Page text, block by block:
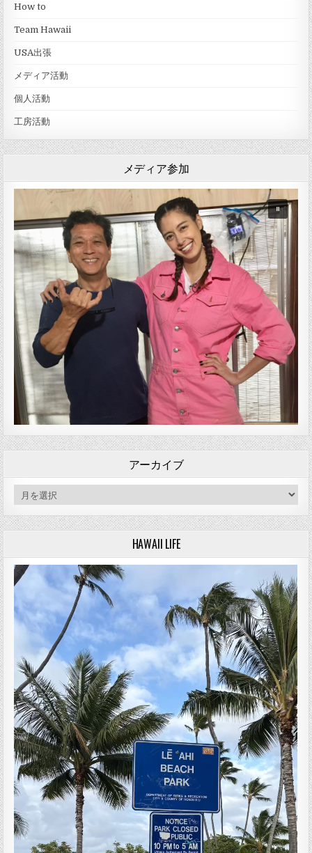
How to
Team Hawaii
USA出張
メディア活動
個人活動
工房活動
メディア参加
アーカイブ
アーカイブ
HAWAII LIFE